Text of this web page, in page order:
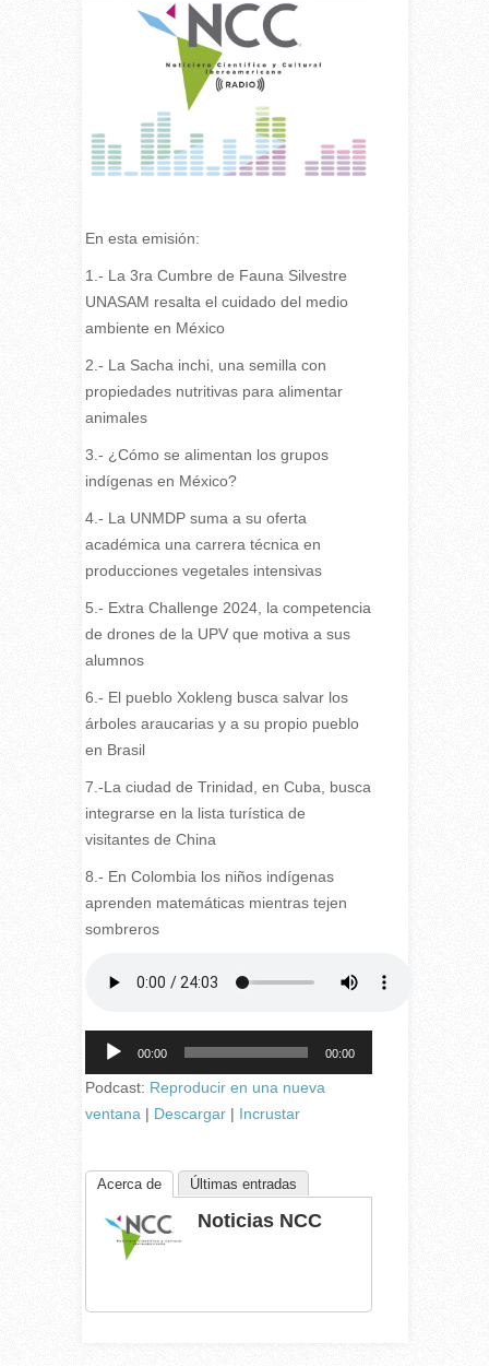
En esta emisión:
1.- La 3ra Cumbre de Fauna Silvestre
UNASAM resalta el cuidado del medio
ambiente en México
2.- La Sacha inchi, una semilla con
propiedades nutritivas para alimentar
animales
3.- ¿Cómo se alimentan los grupos
indígenas en México?
4.- La UNMDP suma a su oferta
académica una carrera técnica en
producciones vegetales intensivas
5.- Extra Challenge 2024, la competencia
de drones de la UPV que motiva a sus
alumnos
6.- El pueblo Xokleng busca salvar los
árboles araucarias y a su propio pueblo
en Brasil
7.-La ciudad de Trinidad, en Cuba, busca
integrarse en la lista turística de
visitantes de China
8.- En Colombia los niños indígenas
aprenden matemáticas mientras tejen
sombreros
Reproductor
audio
00:00 00:00
Podcast: Reproducir en una nueva
ventana| Descargar| Incrustar
Acerca de Últimas entradas
Noticias NCC